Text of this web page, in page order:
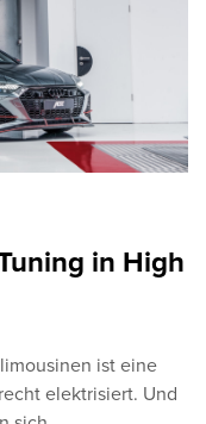
in High
ist eine
elektrisiert. Und